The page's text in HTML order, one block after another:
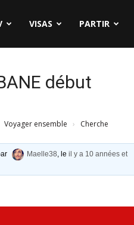
VISAS PARTIR
début
Voyager ensemble ›
Cherche
Maelle38, leil y a 10 années et